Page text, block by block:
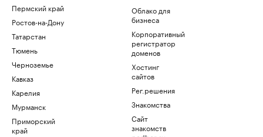
Пермский край
Ростов-на-Дону
Татарстан
Тюмень
Черноземье
Кавказ
Карелия
Мурманск
Приморский
край
Облако для
бизнеса
Корпоративный
регистратор
доменов
Хостинг
сайтов
Рег.решения
Знакомства
Сайт
знакомств